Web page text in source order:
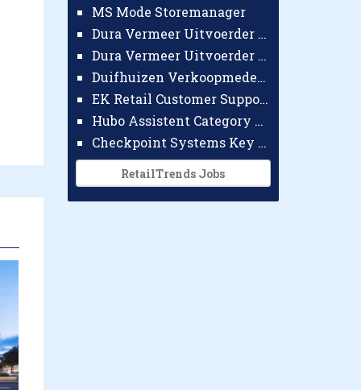
MS Mode Storemanager
Dura Vermeer Uitvoerder GWW Amsterdam
Dura Vermeer Uitvoerder Civiel Nijmegen
Duifhuizen Verkoopmedewerker Ridderkerk
EK Retail Customer Support Omnichannel
Hubo Assistent Category Manager
Checkpoint Systems Key Accountmanager Benelux
RetailTrends Jobs